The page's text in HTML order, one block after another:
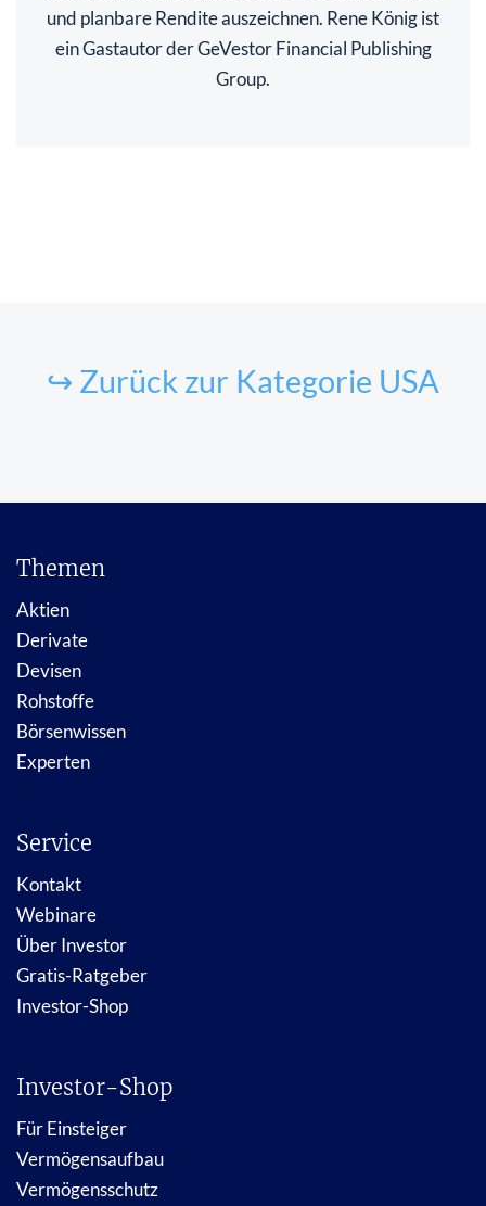
und planbare Rendite auszeichnen. Rene König ist
ein Gastautor der GeVestor Financial Publishing
Group.
↪ Zurück zur Kategorie USA
Themen
Aktien
Derivate
Devisen
Rohstoffe
Börsenwissen
Experten
Service
Kontakt
Webinare
Über Investor
Gratis-Ratgeber
Investor-Shop
Investor-Shop
Für Einsteiger
Vermögensaufbau
Vermögensschutz